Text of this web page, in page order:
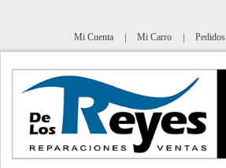
Mi Cuenta Mi Carro Pedidos